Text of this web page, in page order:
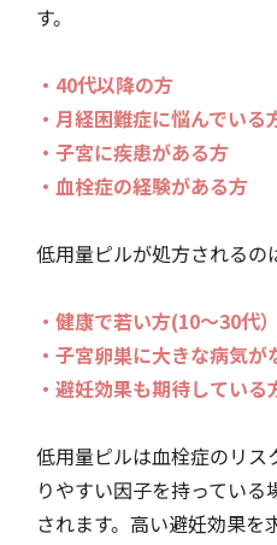
す。
・40代以降の方
・月経困難症に悩んでいる
・子宮に疾患がある方
・血栓症の経験がある方
低用量ピルが処方されるの
・健康で若い方(10～30代）
・子宮卵巣に大きな病気が
・避妊効果も期待している
低用量ピルは血栓症のリ
りやすい因子を持ってい
されます。高い避妊効果